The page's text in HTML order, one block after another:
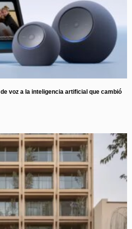
voz a la inteligencia artificial que cambió